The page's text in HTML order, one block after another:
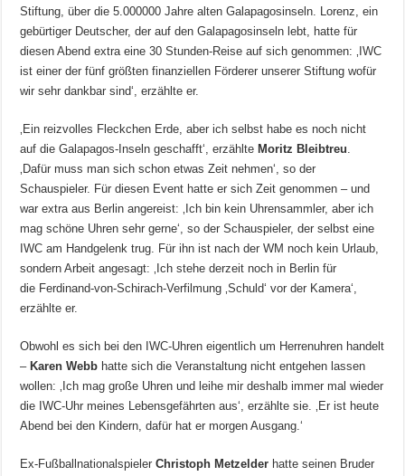
Stiftung, über die 5.000000 Jahre alten Galapagosinseln. Lorenz, ein
gebürtiger Deutscher, der auf den Galapagosinseln lebt, hatte für
diesen Abend extra eine 30 Stunden-Reise auf sich genommen: ‚IWC
ist einer der fünf größten finanziellen Förderer unserer Stiftung wofür
wir sehr dankbar sind‘, erzählte er.
‚Ein reizvolles Fleckchen Erde, aber ich selbst habe es noch nicht
auf die Galapagos-Inseln geschafft‘, erzählte Moritz Bleibtreu.
‚Dafür muss man sich schon etwas Zeit nehmen‘, so der
Schauspieler. Für diesen Event hatte er sich Zeit genommen – und
war extra aus Berlin angereist: ‚Ich bin kein Uhrensammler, aber ich
mag schöne Uhren sehr gerne‘, so der Schauspieler, der selbst eine
IWC am Handgelenk trug. Für ihn ist nach der WM noch kein Urlaub,
sondern Arbeit angesagt: ‚Ich stehe derzeit noch in Berlin für
die Ferdinand-von-Schirach-Verfilmung ‚Schuld‘ vor der Kamera‘,
erzählte er.
Obwohl es sich bei den IWC-Uhren eigentlich um Herrenuhren handelt
– Karen Webb hatte sich die Veranstaltung nicht entgehen lassen
wollen: ‚Ich mag große Uhren und leihe mir deshalb immer mal wieder
die IWC-Uhr meines Lebensgefährten aus‘, erzählte sie. ‚Er ist heute
Abend bei den Kindern, dafür hat er morgen Ausgang.‘
Ex-FußballnationalspielerChristoph Metzelder hatte seinen Bruder